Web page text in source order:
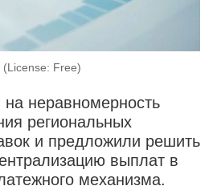
Free)
на неравномерность
региональных
и предложили решить
выплат в
механизма.